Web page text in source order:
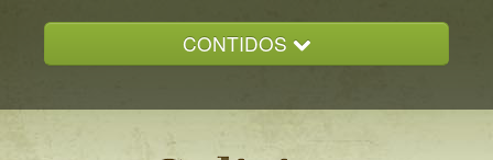
CONTIDOS
GALICIA ENCANTADA